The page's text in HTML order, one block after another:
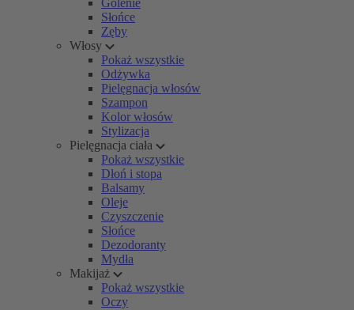
Golenie
Słońce
Zęby
Włosy
Pokaż wszystkie
Odżywka
Pielęgnacja włosów
Szampon
Kolor włosów
Stylizacja
Pielęgnacja ciała
Pokaż wszystkie
Dłoń i stopa
Balsamy
Oleje
Czyszczenie
Słońce
Dezodoranty
Mydła
Makijaż
Pokaż wszystkie
Oczy